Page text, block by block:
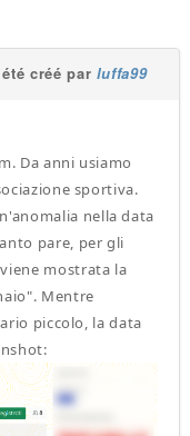
créé par luffa99
Da anni usiamo
sportiva.
nella data
pare, per gli
mostrata la
Mentre
piccolo, la data